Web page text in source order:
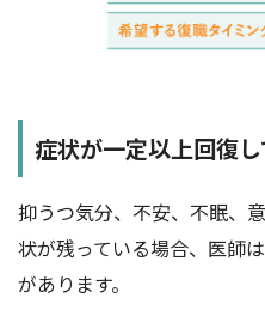
症状が一定以上回復
抑うつ気分、不安、不眠、
状が残っている場合、医師
があります。